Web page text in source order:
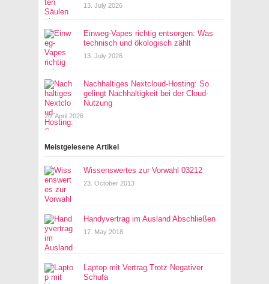
13. July 2026
Einweg-Vapes richtig entsorgen: Was
technisch und ökologisch zählt
13. July 2026
Nachhaltiges Nextcloud-Hosting: So
gelingt Nachhaltigkeit bei der Cloud-
Nutzung
20. April 2026
Meistgelesene Artikel
Wissenswertes zur Vorwahl 03212
23. October 2013
Handyvertrag im Ausland Abschließen
17. May 2018
Laptop mit Vertrag Trotz Negativer
Schufa